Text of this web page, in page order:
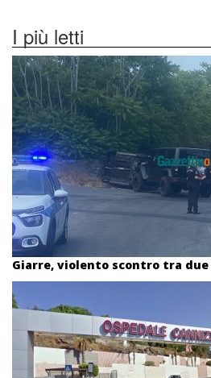
I più letti
Giarre, violento scontro tra